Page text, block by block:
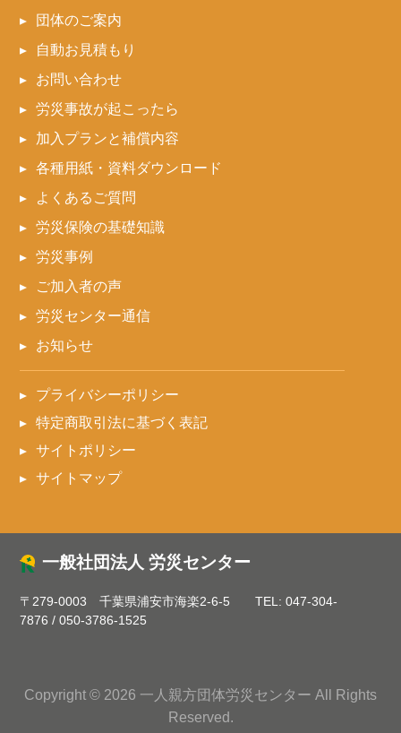
団体のご案内
自動お見積もり
お問い合わせ
労災事故が起こったら
加入プランと補償内容
各種用紙・資料ダウンロード
よくあるご質問
労災保険の基礎知識
労災事例
ご加入者の声
労災センター通信
お知らせ
プライバシーポリシー
特定商取引法に基づく表記
サイトポリシー
サイトマップ
一般社団法人 労災センター
〒279-0003 千葉県浦安市海楽2-6-5 TEL:047-304-
7876 /050-3786-1525
Copyright © 2026 一人親方団体労災センター All Rights
Reserved.